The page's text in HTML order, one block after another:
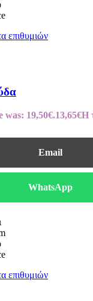
επιθυμιών
was: 19,50€.13,65€Η
Email
WhatsApp
επιθυμιών